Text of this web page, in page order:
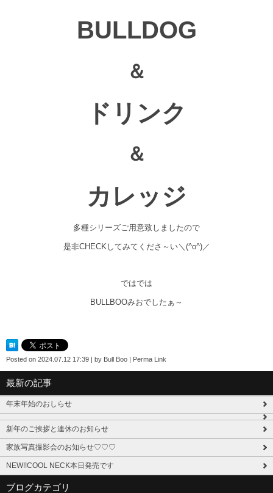
BULLDOG
＆
ドリンク
＆
カレッジ
多種シリーズご用意致しましたので
是非CHECKしてみてくださ～い＼(^o^)／
ではでは
BULLBOOみおでしたぁ～
Posted on 2024.07.12 17:39 | by Bull Boo | Perma Link
最新の記事
年末年始のおしらせ
新年のご挨拶と連休のお知らせ
家族写真撮影会のお知らせ♡♡♡
NEW!!COOL NECK本日発売です
ブログカテゴリ